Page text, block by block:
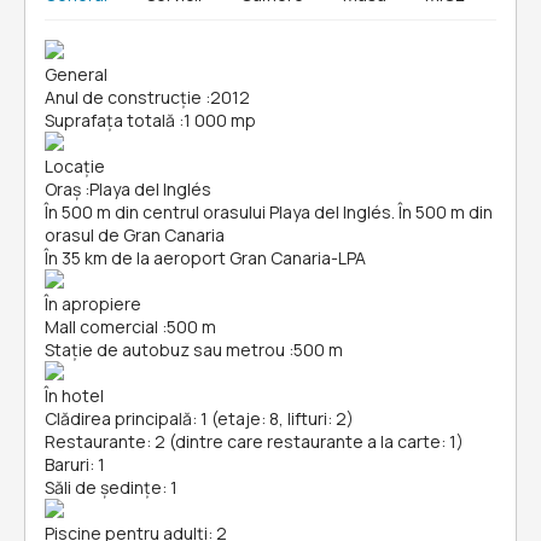
General
Anul de construcție :2012
Suprafața totală :1 000 mp
Locație
Oraș :Playa del Inglés
În 500 m din centrul orasului Playa del Inglés. În 500 m din
orasul de Gran Canaria
În 35 km de la aeroport Gran Canaria-LPA
În apropiere
Mall comercial :500 m
Stație de autobuz sau metrou :500 m
În hotel
Clădirea principală: 1 (etaje: 8, lifturi: 2)
Restaurante: 2 (dintre care restaurante a la carte: 1)
Baruri: 1
Săli de ședințe: 1
Piscine pentru adulți: 2